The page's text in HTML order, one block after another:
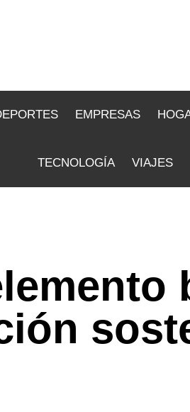
EMPRESAS
TECNOLOGÍA VIAJES